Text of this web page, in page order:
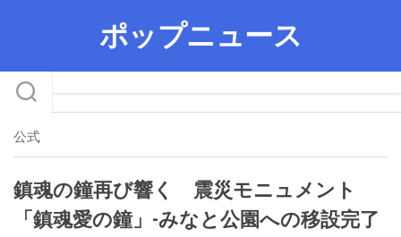
ポップニュース
公式
鎮魂の鐘再び響く 震災モニュメント
「鎮魂愛の鐘」-みなと公園への移設完了